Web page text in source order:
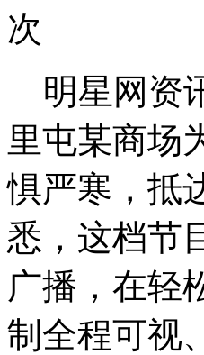
次
明星网资
里屯某商场
惧严寒，抵
悉，这档节
广播，在轻
制全程可视